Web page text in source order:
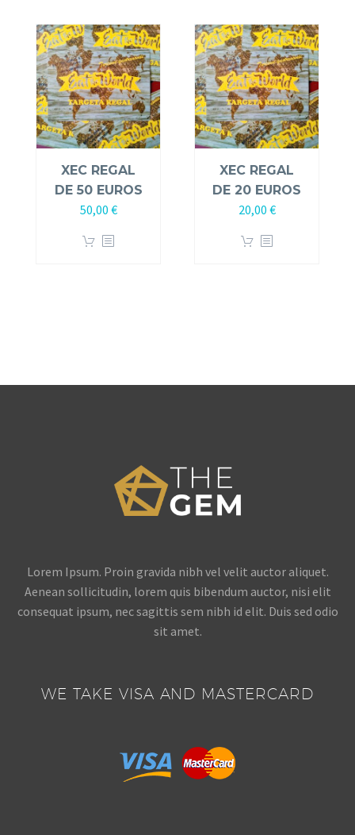
XEC REGAL
DE 50 EUROS
50,00 €
XEC REGAL
DE 20 EUROS
20,00 €
Lorem Ipsum. Proin gravida nibh vel velit auctor aliquet.
Aenean sollicitudin, lorem quis bibendum auctor, nisi elit
consequat ipsum, nec sagittis sem nibh id elit. Duis sed odio
sit amet.
WE TAKE VISA AND MASTERCARD